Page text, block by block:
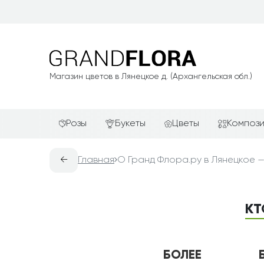
Магазин цветов в Лянецкое д. (Архангельская обл.)
Розы Букеты Цветы
Цветы в
← Главная О Гранд Флора.ру в Лянецкое —
БОЛЕЕ